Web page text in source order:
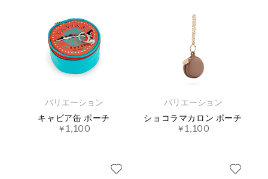
バリエーション
キャビア缶 ポーチ
￥1,100
バリエーション
ショコラマカロン ポーチ
￥1,100